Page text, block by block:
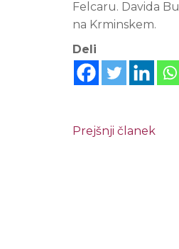
Felcaru. Davida
na Krminskem.
Deli
Prejšnji članek